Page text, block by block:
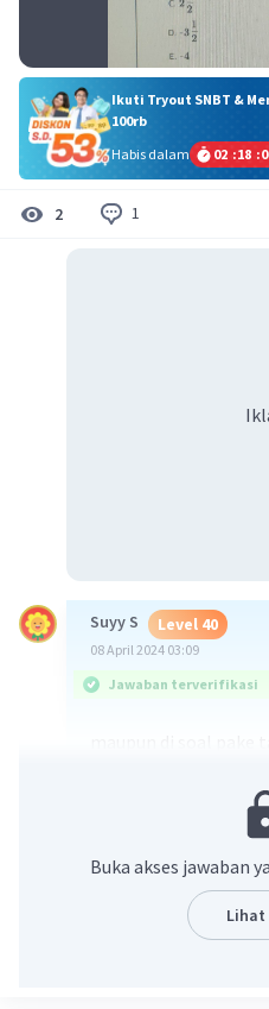
Ikuti Tryout SNBT &
100rb
Habis dalam
02 :18 :
2 1
Suyy S Level 40
08 April 2024 03:09
Jawaban terverifikasi
soal adalah -1, maka
sebelum jadi lebih dari
jadi pake tandanya
semua dengan -1
Buka akses jawaban
Lihat